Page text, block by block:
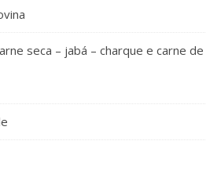
seca – jabá – charque e carne de